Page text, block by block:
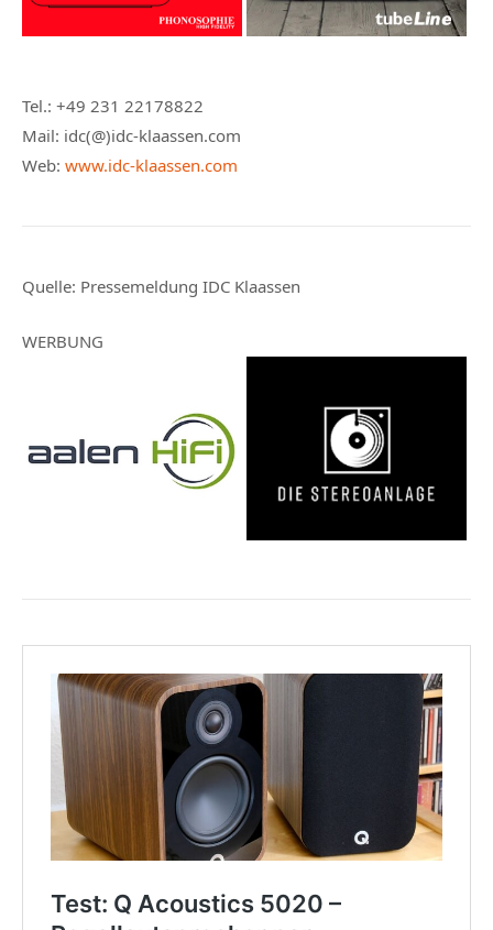
Tel.: +49 231 22178822
Mail: idc(@)idc-klaassen.com
Web: www.idc-klaassen.com
Quelle: Pressemeldung IDC Klaassen
WERBUNG